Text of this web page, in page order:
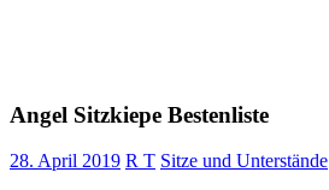
Angel Sitzkiepe Bestenliste
28. April 2019 R T Sitze und Unterstände